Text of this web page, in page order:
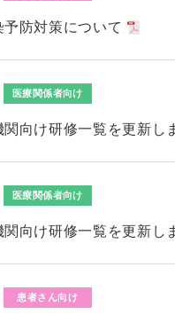
予防対策について
医療関係者向け
関向け研修一覧を更新し
医療関係者向け
関向け研修一覧を更新し
患者さん向け